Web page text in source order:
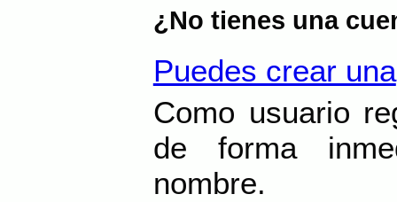
¿No tienes una
Puedes crear una
Como usuario
de forma
nombre.